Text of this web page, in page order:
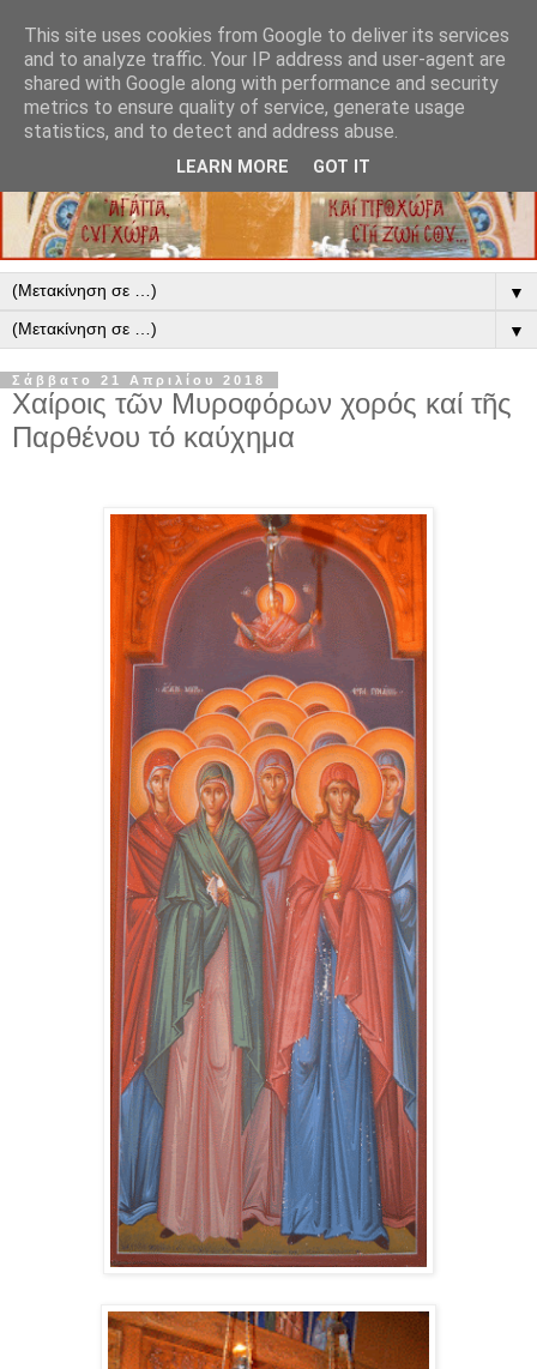
▼
▼
Σάββατο 21 Απριλίου 2018
Χαίροις τῶν Μυροφόρων χορός καί τῆς
Παρθένου τό καύχημα
This site uses cookies from Google to deliver its services
and to analyze traffic. Your IP address and user-agent are
shared with Google along with performance and security
metrics to ensure quality of service, generate usage
statistics, and to detect and address abuse.
LEARN MORE GOT IT